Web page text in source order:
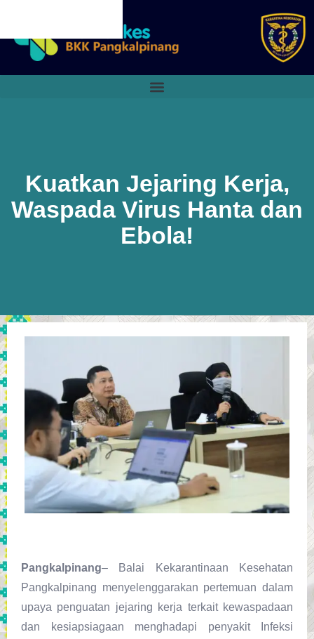
Kuatkan Jejaring Kerja,
Waspada Virus Hanta dan
Ebola!
Pangkalpinang– Balai Kekarantinaan Kesehatan
Pangkalpinang menyelenggarakan pertemuan dalam
upaya penguatan jejaring kerja terkait kewaspadaan
dan kesiapsiagaan menghadapi penyakit Infeksi